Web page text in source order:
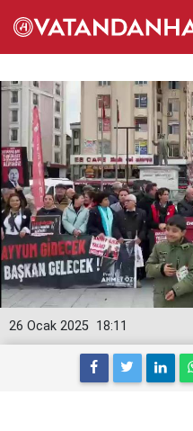
18:11
26 Ocak 2025